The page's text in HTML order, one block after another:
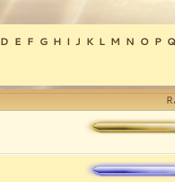
D E F G H I J K L M N O P Q